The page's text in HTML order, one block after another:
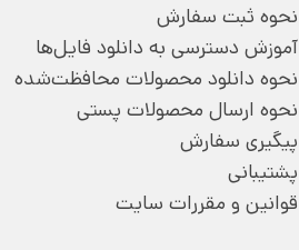
نحوه ثبت سفارش
آموزش دسترسی به دانلود فایل‌ها
نحوه دانلود محصولات محافظت‌شده
نحوه ارسال محصولات پستی
پیگیری سفارش
پشتیبانی
قوانین و مقررات سایت